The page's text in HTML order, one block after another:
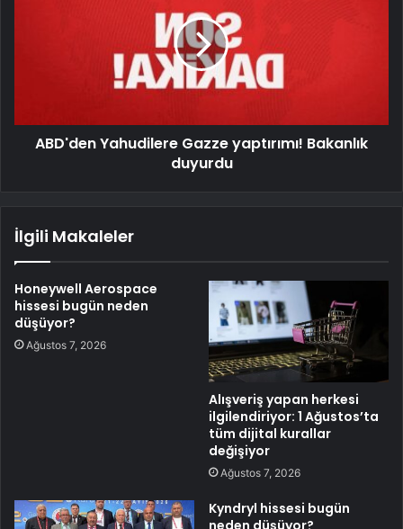
ABD'den Yahudilere Gazze yaptırımı! Bakanlık
duyurdu
İlgili Makaleler
Honeywell Aerospace
hissesi bugün neden
düşüyor?
Ağustos 7, 2026
Alışveriş yapan herkesi
ilgilendiriyor: 1 Ağustos’ta
tüm dijital kurallar
değişiyor
Ağustos 7, 2026
Kyndryl hissesi bugün